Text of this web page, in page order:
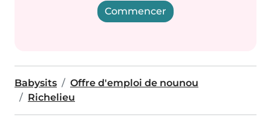
Commencer
Babysits
Offre d'emploi de nounou
Richelieu